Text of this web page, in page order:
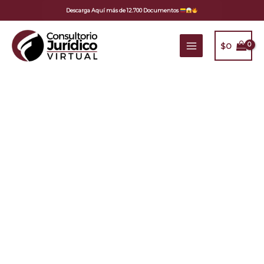
al
contenido
Descarga Aquí más de 12.700 Documentos
$0